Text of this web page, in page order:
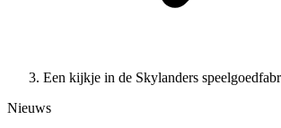
Een kijkje in de Skylanders
Nieuws